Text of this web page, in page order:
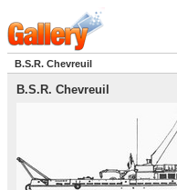
B.S.R. Chevreuil
B.S.R. Chevreuil